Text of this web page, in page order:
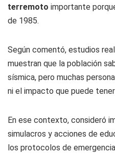
terremoto importante
de 1985.
Según comentó, estudios
muestran que la población
sísmica, pero muchas
ni el impacto que puede
En ese contexto, consideró
simulacros y acciones de
los protocolos de